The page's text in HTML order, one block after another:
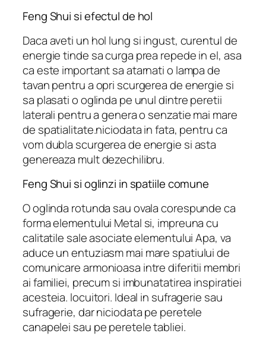
Feng Shui si efectul de hol
Daca aveti un hol lung si ingust, curentul de
energie tinde sa curga prea repede in el, asa
ca este important sa atarnati o lampa de
tavan pentru a opri scurgerea de energie si
sa plasati o oglinda pe unul dintre peretii
laterali pentru a genera o senzatie mai mare
de spatialitate.niciodata in fata, pentru ca
vom dubla scurgerea de energie si asta
genereaza mult dezechilibru.
Feng Shui si oglinzi in spatiile comune
O oglinda rotunda sau ovala corespunde ca
forma elementului Metal si, impreuna cu
calitatile sale asociate elementului Apa, va
aduce un entuziasm mai mare spatiului de
comunicare armonioasa intre diferitii membri
ai familiei, precum si imbunatatirea inspiratiei
acesteia. locuitori. Ideal in sufragerie sau
sufragerie, dar niciodata pe peretele
canapelei sau pe peretele tabliei.